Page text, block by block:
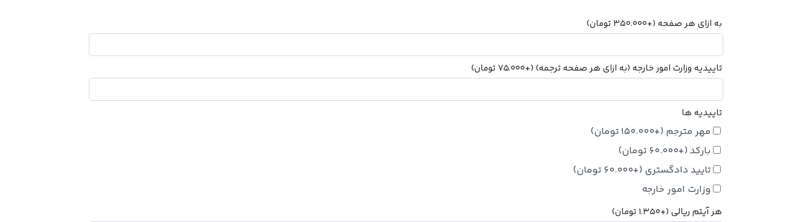
به ازای هر صفحه (+
350.000 تومان)
تاییدیه وزارت امور خارجه (به ازای هر صفحه ترجمه) (+
75.000 تومان)
تاییدیه ها
مهر مترجم (+
150.000 تومان)
بارکد (+
60.000 تومان)
تایید دادگستری (+
60.000 تومان)
وزارت امور خارجه
هر آیتم ریالی (+
1.350 تومان)